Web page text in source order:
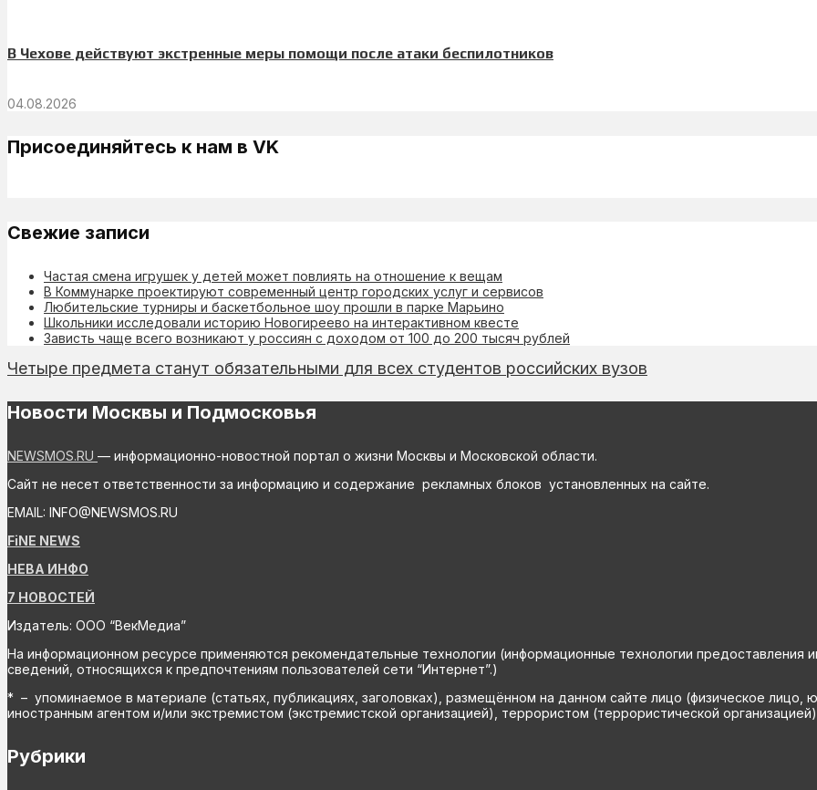
В Чехове действуют экстренные меры помощи после атаки беспилотников
04.08.2026
Присоединяйтесь к нам в VK
Свежие записи
Частая смена игрушек у детей может повлиять на отношение к вещам
В Коммунарке проектируют современный центр городских услуг и сервисов
Любительские турниры и баскетбольное шоу прошли в парке Марьино
Школьники исследовали историю Новогиреево на интерактивном квесте
Зависть чаще всего возникают у россиян с доходом от 100 до 200 тысяч рублей
Четыре предмета станут обязательными для всех студентов российских вузов
Новости Москвы и Подмосковья
NEWSMOS.RU — информационно-новостной портал о жизни Москвы и Московской области.
Сайт не несет ответственности за информацию и содержание рекламных блоков установленных на сайте.
EMAIL: INFO@NEWSMOS.RU
FiNE NEWS
НЕВА ИНФО
7 НОВОСТЕЙ
Издатель: ООО “ВекМедиа”
На информационном ресурсе применяются рекомендательные технологии (информационные технологии предоставления
сведений, относящихся к предпочтениям пользователей сети “Интернет”.)
* – упоминаемое в материале (статьях, публикациях, заголовках), размещённом на данном сайте лицо (физическое лицо,
иностранным агентом и/или экстремистом (экстремистской организацией), террористом (террористической
Рубрики